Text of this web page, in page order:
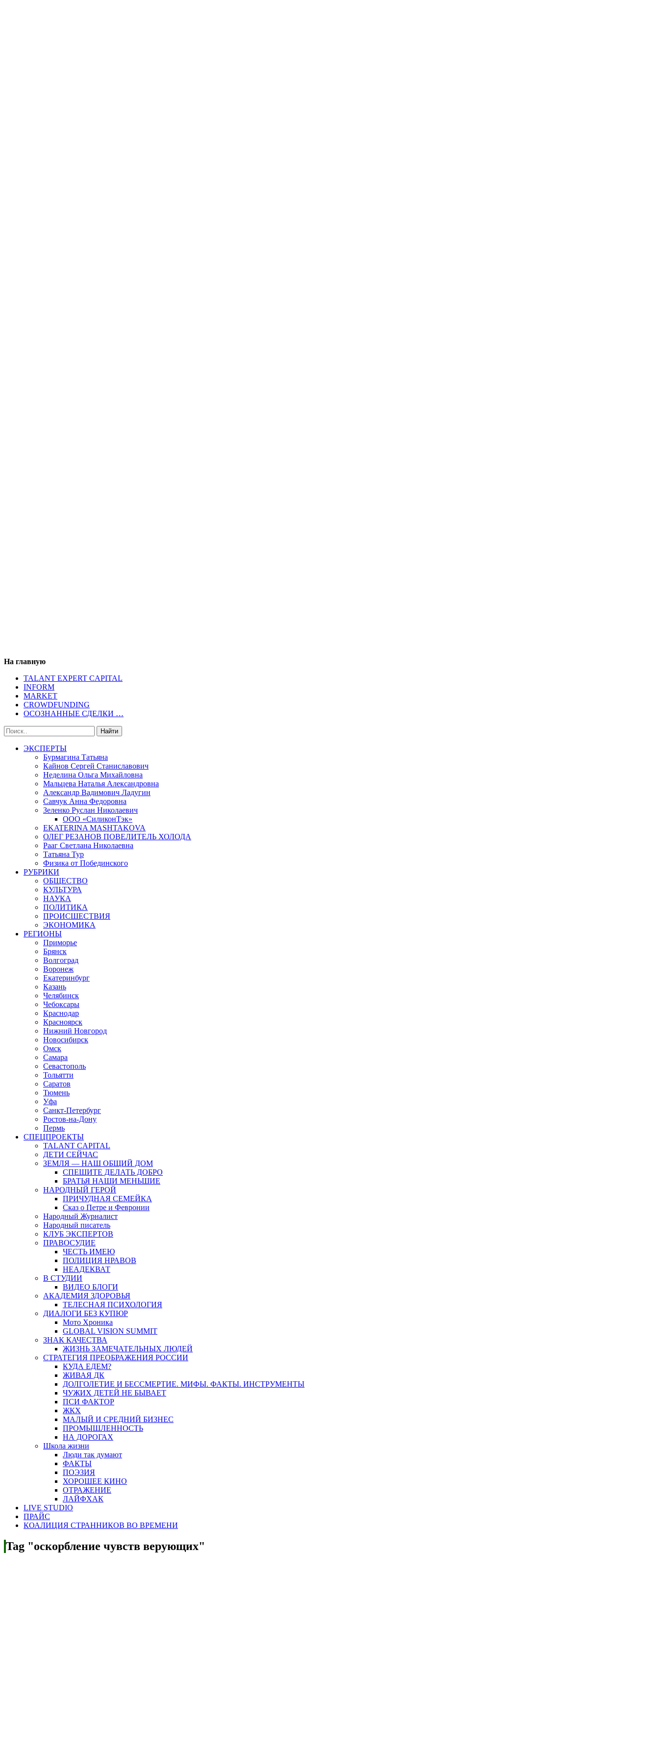
На главную
TALANT EXPERT CAPITAL
INFORM
MARKET
CROWDFUNDING
ОСОЗНАННЫЕ СДЕЛКИ …
ЭКСПЕРТЫ
Бурмагина Татьяна
Кайнов Сергей Станиславович
Неделина Ольга Михайловна
Мальцева Наталья Александровна
Александр Вадимович Ладугин
Савчук Анна Федоровна
Зеленко Руслан Николаевич
ООО «СиликонТэк»
EKATERINA MASHTAKOVA
ОЛЕГ РЕЗАНОВ ПОВЕЛИТЕЛЬ ХОЛОДА
Рааг Светлана Николаевна
Татьяна Тур
Физика от Побединского
РУБРИКИ
ОБЩЕСТВО
КУЛЬТУРА
НАУКА
ПОЛИТИКА
ПРОИСШЕСТВИЯ
ЭКОНОМИКА
РЕГИОНЫ
Приморье
Брянск
Волгоград
Воронеж
Екатеринбург
Казань
Челябинск
Чебоксары
Краснодар
Красноярск
Нижний Новгород
Новосибирск
Омск
Самара
Севастополь
Тольятти
Саратов
Тюмень
Уфа
Санкт-Петербург
Ростов-на-Дону
Пермь
СПЕЦПРОЕКТЫ
TALANT CAPITAL
ДЕТИ СЕЙЧАС
ЗЕМЛЯ — НАШ ОБЩИЙ ДОМ
СПЕШИТЕ ДЕЛАТЬ ДОБРО
БРАТЬЯ НАШИ МЕНЬШИЕ
НАРОДНЫЙ ГЕРОЙ
ПРИЧУДНАЯ СЕМЕЙКА
Сказ о Петре и Февронии
Народный Журналист
Народный писатель
КЛУБ ЭКСПЕРТОВ
ПРАВОСУДИЕ
ЧЕСТЬ ИМЕЮ
ПОЛИЦИЯ НРАВОВ
НЕАДЕКВАТ
В СТУДИИ
ВИДЕО БЛОГИ
АКАДЕМИЯ ЗДОРОВЬЯ
ТЕЛЕСНАЯ ПСИХОЛОГИЯ
ДИАЛОГИ БЕЗ КУПЮР
Мото Хроника
GLOBAL VISION SUMMIT
ЗНАК КАЧЕСТВА
ЖИЗНЬ ЗАМЕЧАТЕЛЬНЫХ ЛЮДЕЙ
СТРАТЕГИЯ ПРЕОБРАЖЕНИЯ РОССИИ
КУДА ЕДЕМ?
ЖИВАЯ ДК
ДОЛГОЛЕТИЕ И БЕССМЕРТИЕ. МИФЫ. ФАКТЫ. ИНСТРУМЕНТЫ
ЧУЖИХ ДЕТЕЙ НЕ БЫВАЕТ
ПСИ ФАКТОР
ЖКХ
МАЛЫЙ И СРЕДНИЙ БИЗНЕС
ПРОМЫШЛЕННОСТЬ
НА ДОРОГАХ
Школа жизни
Люди так думают
ФАКТЫ
ПОЭЗИЯ
ХОРОШЕЕ КИНО
ОТРАЖЕНИЕ
ЛАЙФХАК
LIVE STUDIO
ПРАЙС
КОАЛИЦИЯ СТРАННИКОВ ВО ВРЕМЕНИ
Tag "оскорбление чувств верующих"